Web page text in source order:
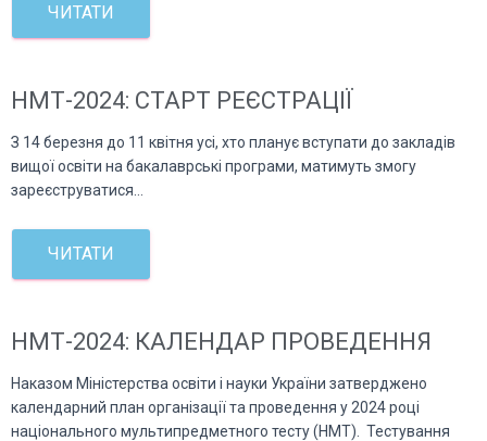
ЧИТАТИ
НМТ-2024: СТАРТ РЕЄСТРАЦІЇ
З 14 березня до 11 квітня усі, хто планує вступати до закладів
вищої освіти на бакалаврські програми, матимуть змогу
зареєструватися…
ЧИТАТИ
НМТ-2024: КАЛЕНДАР ПРОВЕДЕННЯ
Наказом Міністерства освіти і науки України затверджено
календарний план організації та проведення у 2024 році
національного мультипредметного тесту (НМТ). Тестування